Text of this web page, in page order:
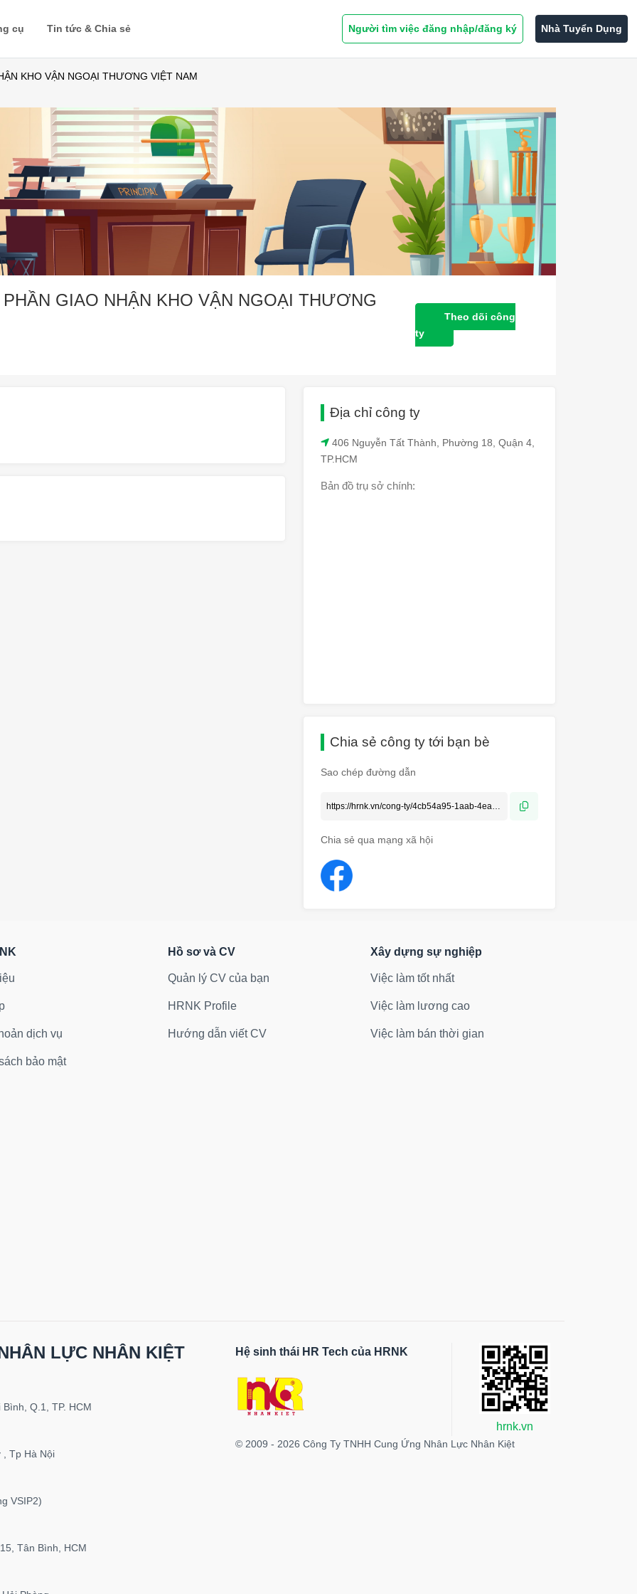
cụ Tin tức & Chia sẻ Người tìm việc đăng nhập/đăng ký Nhà Tuyển Dụng
KHO VẬN NGOẠI THƯƠNG VIỆT NAM
GIAO NHẬN KHO VẬN NGOẠI THƯƠNG
Theo dõi công
ty
Địa chỉ công ty
406 Nguyễn Tất Thành, Phường 18, Quận 4,
TP.HCM
Bản đồ trụ sở chính:
Chia sẻ công ty tới bạn bè
Sao chép đường dẫn
Chia sẻ qua mạng xã hội
dịch vụ
bảo mật
Hồ sơ và CV
Quản lý CV của bạn
HRNK Profile
Hướng dẫn viết CV
Xây dựng sự nghiệp
Việc làm tốt nhất
Việc làm lương cao
Việc làm bán thời gian
LỰC NHÂN KIỆT
Q.1, TP. HCM
, Tp Hà Nội
VSIP2)
Tân Bình, HCM
Hệ sinh thái HR Tech của HRNK
hrnk.vn
© 2009 - 2026 Công Ty TNHH Cung Ứng Nhân Lực Nhân Kiệt